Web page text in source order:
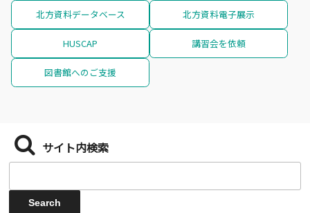
北方資料データベース 北方資料電子展示
HUSCAP 講習会を依頼
図書館へのご支援
サイト内検索